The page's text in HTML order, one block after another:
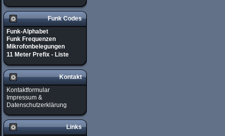
Funk Codes
Funk-Alphabet
Funk Frequenzen
Mikrofonbelegungen
11 Meter Prefix - Liste
Kontakt
Kontaktformular
Impressum &
Datenschutzerklärung
Links